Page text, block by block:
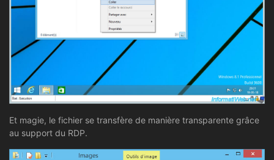
Et magie, le fichier se transfère de manière transparente grâce
au support du RDP.